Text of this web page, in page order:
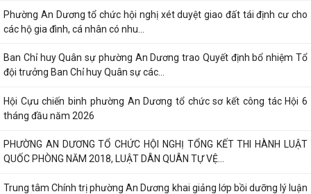
Phường An Dương tổ chức hội nghị xét duyệt giao đất tái định cư cho
các hộ gia đình, cá nhân có nhu...
Ban Chỉ huy Quân sự phường An Dương trao Quyết định bổ nhiệm Tổ
đội trưởng Ban Chỉ huy Quân sự các...
Hội Cựu chiến binh phường An Dương tổ chức sơ kết công tác Hội 6
tháng đầu năm 2026
PHƯỜNG AN DƯƠNG TỔ CHỨC HỘI NGHỊ TỔNG KẾT THI HÀNH LUẬT
QUỐC PHÒNG NĂM 2018, LUẬT DÂN QUÂN TỰ VỆ...
Trung tâm Chính trị phường An Dương khai giảng lớp bồi dưỡng lý luận